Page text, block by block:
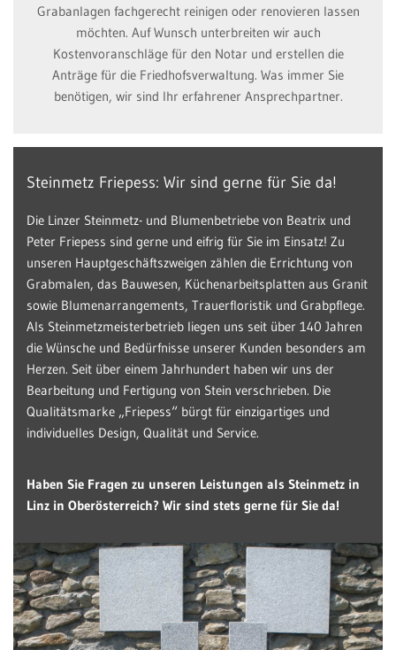
Grabanlagen fachgerecht reinigen oder renovieren lassen
möchten. Auf Wunsch unterbreiten wir auch
Kostenvoranschläge für den Notar und erstellen die
Anträge für die Friedhofsverwaltung. Was immer Sie
benötigen, wir sind Ihr erfahrener Ansprechpartner.
Steinmetz Friepess: Wir sind gerne für Sie da!
Die Linzer Steinmetz- und Blumenbetriebe von Beatrix und
Peter Friepess sind gerne und eifrig für Sie im Einsatz! Zu
unseren Hauptgeschäftszweigen zählen die Errichtung von
Grabmalen, das Bauwesen, Küchenarbeitsplatten aus Granit
sowie Blumenarrangements, Trauerfloristik und Grabpflege.
Als Steinmetzmeisterbetrieb liegen uns seit über 140 Jahren
die Wünsche und Bedürfnisse unserer Kunden besonders am
Herzen. Seit über einem Jahrhundert haben wir uns der
Bearbeitung und Fertigung von Stein verschrieben. Die
Qualitätsmarke „Friepess“ bürgt für einzigartiges und
individuelles Design, Qualität und Service.
Haben Sie Fragen zu unseren Leistungen als Steinmetz in
Linz in Oberösterreich? Wir sind stets gerne für Sie da!